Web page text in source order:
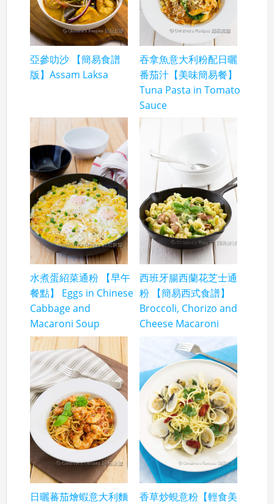
亞參叻沙 【簡易食譜
版】Assam Laksa
吞拿魚意大利粉配日曬
番茄汁【美味簡易餐】
Tuna Pasta in Tomato
Sauce
水煮蛋紹菜通粉 【早午
餐點】 Eggs in Chinese
Cabbage and
Macaroni Soup
西班牙腸西蘭花芝士通
粉 【簡易西式食譜】
Broccoli, Chorizo and
Cheese Macaroni
日曬蕃茄燴蝦意大利麵
香草炒蜆意粉【輕食美